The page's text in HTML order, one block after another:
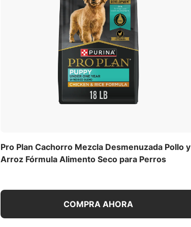
Pro Plan Cachorro Mezcla Desmenuzada Pollo y
Arroz Fórmula Alimento Seco para Perros
COMPRA AHORA